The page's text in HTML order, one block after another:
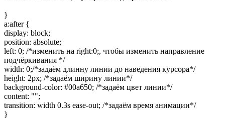
}
a:after {
display: block;
position: absolute;
left: 0; /*изменить на right:0;, чтобы изменить направление
подчёркивания */
width: 0;/*задаём длинну линии до наведения курсора*/
height: 2px; /*задаём ширину линии*/
background-color: #00a650; /*задаём цвет линии*/
content: "";
transition: width 0.3s ease-out; /*задаём время анимации*/
}